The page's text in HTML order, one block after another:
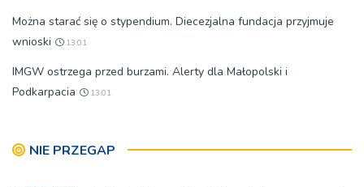
Można starać się o stypendium. Diecezjalna fundacja przyjmuje
wnioski
13:01
IMGW ostrzega przed burzami. Alerty dla Małopolski i
Podkarpacia
13:01
NIE PRZEGAP